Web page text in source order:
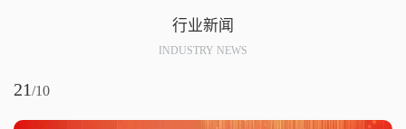
行业新闻
INDUSTRY NEWS
21/10